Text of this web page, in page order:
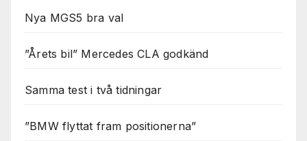
Nya MGS5 bra val
”Årets bil” Mercedes CLA godkänd
Samma test i två tidningar
”BMW flyttat fram positionerna”